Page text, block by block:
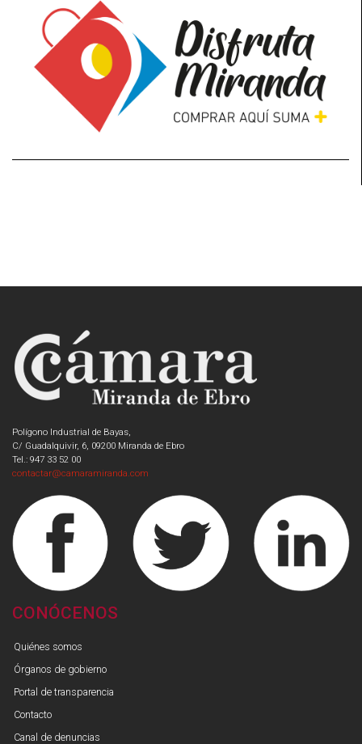
Polígono Industrial de Bayas,
C/ Guadalquivir, 6, 09200 Miranda de Ebro
Tel.: 947 33 52 00
contactar@camaramiranda.com
CONÓCENOS
Quiénes somos
Órganos de gobierno
Portal de transparencia
Contacto
Canal de denuncias